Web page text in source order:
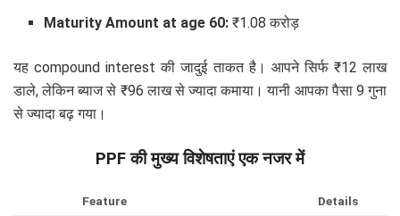
Maturity Amount at age 60: ₹1.08 करोड़
यह compound interest की जादुई ताकत है। आपने सिर्फ ₹12 लाख
डाले, लेकिन ब्याज से ₹96 लाख से ज्यादा कमाया। यानी आपका पैसा 9 गुना
से ज्यादा बढ़ गया।
PPF की मुख्य विशेषताएं एक नजर में
Feature Details